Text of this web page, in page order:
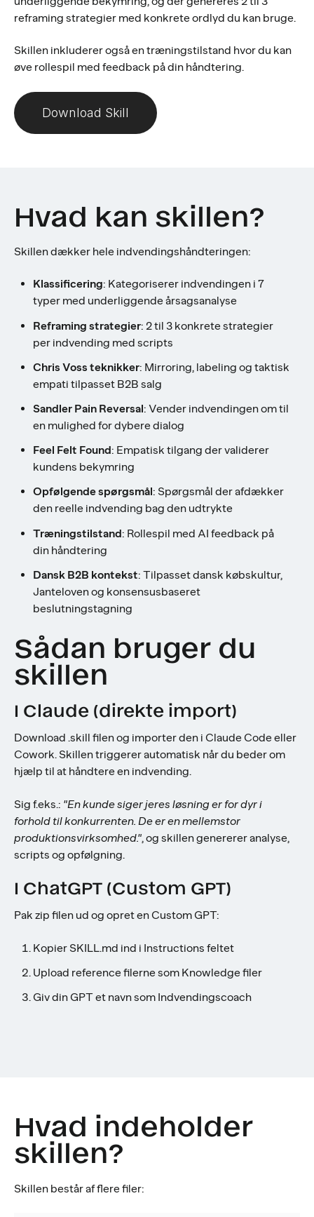
reframing strategier med konkrete ordlyd du kan bruge.
Skillen inkluderer også en træningstilstand hvor du kan
øve rollespil med feedback på din håndtering.
Download Skill
Hvad kan skillen?
Skillen dækker hele indvendingshåndteringen:
Klassificering: Kategoriserer indvendingen i 7
typer med underliggende årsagsanalyse
Reframing strategier: 2 til 3 konkrete strategier
per indvending med scripts
Chris Voss teknikker: Mirroring, labeling og taktisk
empati tilpasset B2B salg
Sandler Pain Reversal: Vender indvendingen om til
en mulighed for dybere dialog
Feel Felt Found: Empatisk tilgang der validerer
kundens bekymring
Opfølgende spørgsmål: Spørgsmål der afdækker
den reelle indvending bag den udtrykte
Træningstilstand: Rollespil med AI feedback på
din håndtering
Dansk B2B kontekst: Tilpasset dansk købskultur,
Janteloven og konsensusbaseret
beslutningstagning
Sådan bruger du
skillen
I Claude (direkte import)
Download .skill filen og importer den i Claude Code eller
Cowork. Skillen triggerer automatisk når du beder om
hjælp til at håndtere en indvending.
Sig f.eks.: "En kunde siger jeres løsning er for dyr i
forhold til konkurrenten. De er en mellemstor
produktionsvirksomhed.", og skillen genererer analyse,
scripts og opfølgning.
I ChatGPT (Custom GPT)
Pak zip filen ud og opret en Custom GPT:
Kopier SKILL.md ind i Instructions feltet
Upload reference filerne som Knowledge filer
Giv din GPT et navn som Indvendingscoach
Hvad indeholder
skillen?
Skillen består af flere filer: